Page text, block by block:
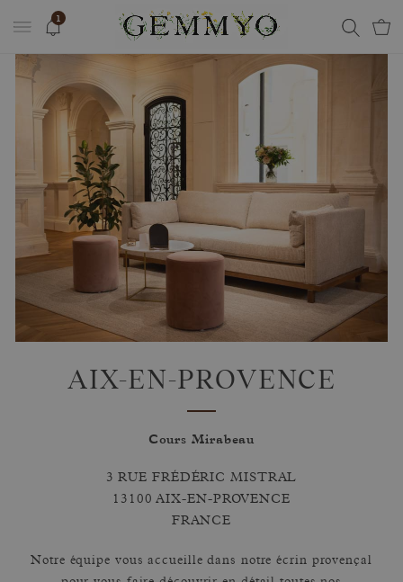
1
AIX-EN-PROVENCE
Cours Mirabeau
3 RUE FRÉDÉRIC MISTRAL
13100 AIX-EN-PROVENCE
FRANCE
Notre équipe vous accueille dans notre écrin provençal